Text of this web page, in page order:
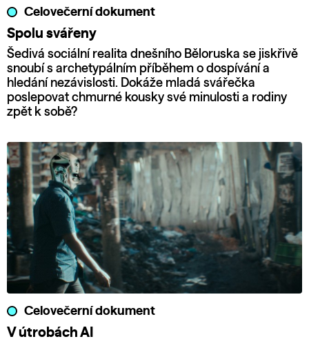
Celovečerní dokument
Spolu svářeny
Šedivá sociální realita dnešního Běloruska se jiskřivě
snoubí s archetypálním příběhem o dospívání a
hledání nezávislosti. Dokáže mladá svářečka
poslepovat chmurné kousky své minulosti a rodiny
zpět k sobě?
Celovečerní dokument
V útrobách AI